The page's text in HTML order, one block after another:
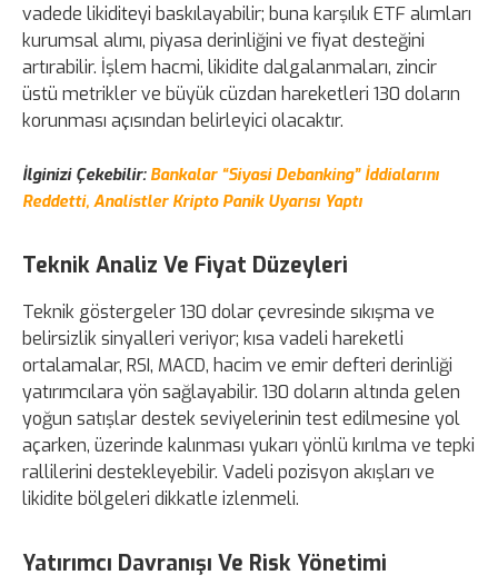
vadede likiditeyi baskılayabilir; buna karşılık ETF alımları
kurumsal alımı, piyasa derinliğini ve fiyat desteğini
artırabilir. İşlem hacmi, likidite dalgalanmaları, zincir
üstü metrikler ve büyük cüzdan hareketleri 130 doların
korunması açısından belirleyici olacaktır.
İlginizi Çekebilir: Bankalar “Siyasi Debanking” İddialarını
Reddetti, Analistler Kripto Panik Uyarısı Yaptı
Teknik Analiz Ve Fiyat Düzeyleri
Teknik göstergeler 130 dolar çevresinde sıkışma ve
belirsizlik sinyalleri veriyor; kısa vadeli hareketli
ortalamalar, RSI, MACD, hacim ve emir defteri derinliği
yatırımcılara yön sağlayabilir. 130 doların altında gelen
yoğun satışlar destek seviyelerinin test edilmesine yol
açarken, üzerinde kalınması yukarı yönlü kırılma ve tepki
rallilerini destekleyebilir. Vadeli pozisyon akışları ve
likidite bölgeleri dikkatle izlenmeli.
Yatırımcı Davranışı Ve Risk Yönetimi